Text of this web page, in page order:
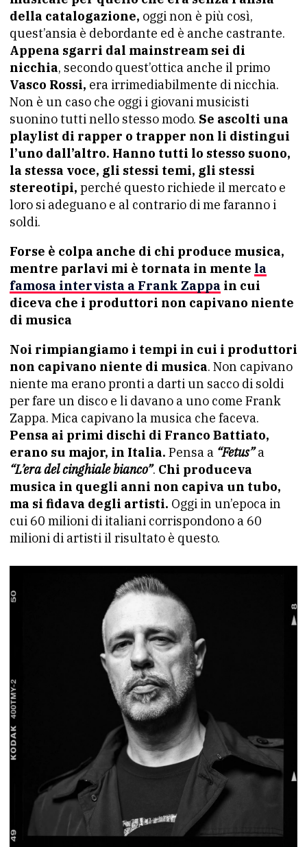
della catalogazione, oggi non è più così,
quest’ansia è debordante ed è anche castrante.
Appena sgarri dal mainstream sei di
nicchia, secondo quest’ottica anche il primo
Vasco Rossi, era irrimediabilmente di nicchia.
Non è un caso che oggi i giovani musicisti
suonino tutti nello stesso modo. Se ascolti una
playlist di rapper o trapper non li distingui
l’uno dall’altro. Hanno tutti lo stesso suono,
la stessa voce, gli stessi temi, gli stessi
stereotipi, perché questo richiede il mercato e
loro si adeguano e al contrario di me faranno i
soldi.
Forse è colpa anche di chi produce musica,
mentre parlavi mi è tornata in mente la
famosa intervista a Frank Zappa in cui
diceva che i produttori non capivano niente
di musica
Noi rimpiangiamo i tempi in cui i produttori
non capivano niente di musica. Non capivano
niente ma erano pronti a darti un sacco di soldi
per fare un disco e li davano a uno come Frank
Zappa. Mica capivano la musica che faceva.
Pensa ai primi dischi di Franco Battiato,
erano su major, in Italia. Pensa a “Fetus”a
“L’era del cinghiale bianco”. Chi produceva
musica in quegli anni non capiva un tubo,
ma si fidava degli artisti. Oggi in un’epoca in
cui 60 milioni di italiani corrispondono a 60
milioni di artisti il risultato è questo.